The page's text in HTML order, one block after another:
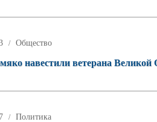
/ Общество
навестили ветерана Великой
/ Политика